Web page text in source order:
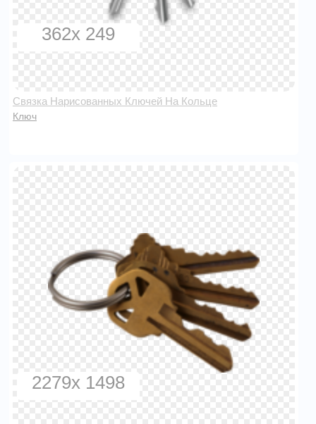
362x 249
Связка Нарисованных Ключей На Кольце
Ключ
2279x 1498